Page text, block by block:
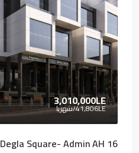
3,010,000LE
41,806LE/شهريا
Degla Square- Admin AH 16